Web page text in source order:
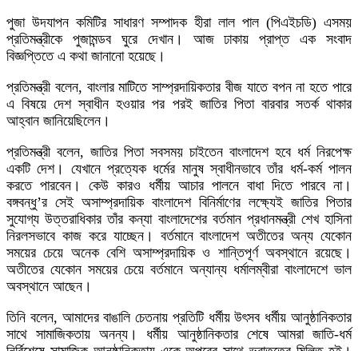
পুজা উদযাপন কমিটির সাধারণ সম্পাদক হীরা লাল পাল (পিএইচডি) এসময়
প্রতিমন্ত্রীকে পুজামন্ডব ঘুরে দেখান। আজ ঢাকায় প্রাপ্ত এক সংবাদ
বিজ্ঞপ্তিতে এ কথা জানানো হয়েছে।
প্রতিমন্ত্রী বলেন, বাংলার মাটিতে সাম্প্রদায়িকতার বীজ যাতে বপন না হতে পারে
এ বিষয়ে দেশ স্বাধীন হওয়ার পর পরই জাতির পিতা বারবার সতর্ক থাকার
আহ্বান জানিয়েছিলেন।
প্রতিমন্ত্রী বলেন, জাতির পিতা সবসময় চাইতেন বাংলাদেশ হবে ধর্ম নিরপেক্ষ
একটি দেশ। যেখানে প্রত্যেক ধর্মের মানুষ স্বাধীনভাবে তাঁর ধর্ম-কর্ম পালন
করতে পারবেন। কেউ কারও ধর্মীয় আচার পালনে বাধা দিতে পারবে না।
বঙ্গবন্ধু’র সেই অসাম্প্রদায়িক বাংলাদেশ বিনির্মাণের লক্ষ্যেই জাতির পিতার
সুযোগ্য উত্তরাধিকার তাঁর কন্যা বাংলাদেশের বর্তমান প্রধানমন্ত্রী শেখ হাসিনা
নিরলসভাবে কাজ করে যাচ্ছেন। বর্তমানে বাংলাদেশ অতীতের অন্য যেকোন
সময়ের চেয়ে অনেক বেশি অসাম্প্রদায়িক ও শান্তিপূর্ণ অবস্থানে রয়েছে।
অতীতের যেকোন সময়ের চেয়ে বর্তমানে অন্যান্য ধর্মালম্বীরা বাংলাদেশে ভাল
অবস্থানে আছেন।
তিনি বলেন, আমাদের বাঙালি চেতনায় প্রতিটি ধর্মীয় উৎসব ধর্মীয় আনুষ্ঠানিকতার
সাথে সামাজিকতায় অনন্য। ধর্মীয় আনুষ্ঠানিকতার শেষে আমরা জাতি-ধর্ম